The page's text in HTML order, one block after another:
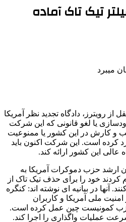
تیک تاک آماده
رویترز، دادگاه تجدید نظر آمریکا
یا لغو قانونی که این شرکت
و کارش در این کشور یا ممنوعیت
رد کرده است. این شرکت اکنون باید
این کشور ارائه کند.
ارشد حزب دموکرات آمریکا به
کردند خود را برای حذف تیک تاک از
آنها در بیانیه ای نوشته اند: کنگره
ملی آمریکا و کاربران
حزب کمونیست چین عمل کرده است.
عملیات واگذاری را اجرا کند.